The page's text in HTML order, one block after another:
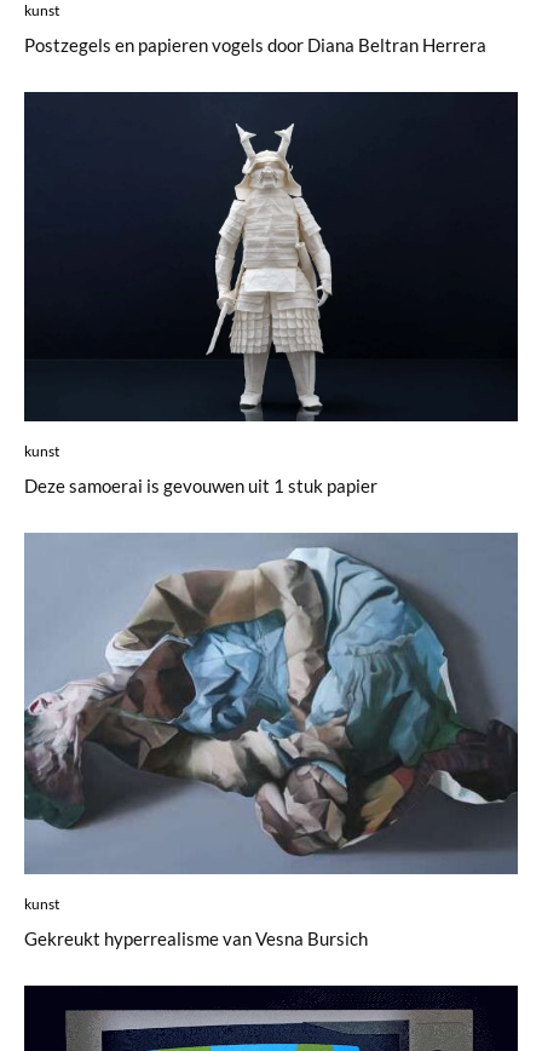
kunst
Postzegels en papieren vogels door Diana Beltran Herrera
kunst
Deze samoerai is gevouwen uit 1 stuk papier
kunst
Gekreukt hyperrealisme van Vesna Bursich